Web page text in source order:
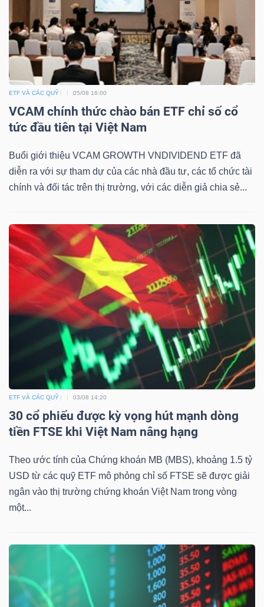
ETF VÀ CÁC QUỸ 05/08 16:00
VCAM chính thức chào bán ETF chỉ số cổ
tức đầu tiên tại Việt Nam
Buổi giới thiệu VCAM GROWTH VNDIVIDEND ETF đã
diễn ra với sự tham dự của các nhà đầu tư, các tổ chức tài
chính và đối tác trên thị trường, với các diễn giả chia sẻ...
ETF VÀ CÁC QUỸ 03/08 14:20
30 cổ phiếu được kỳ vọng hút mạnh dòng
tiền FTSE khi Việt Nam nâng hạng
Theo ước tính của Chứng khoán MB (MBS), khoảng 1.5 tỷ
USD từ các quỹ ETF mô phỏng chỉ số FTSE sẽ được giải
ngân vào thị trường chứng khoán Việt Nam trong vòng
một...
DỊCH
VỤ
TRUYỀN
TIỆN
ÍCH
BẤT
ĐỘNG
Tất cả Cổ phiếu
Lãnh
Tất cả Người nội bộ Người liên quan Cổ đông lớn
tức
(-)
Bài